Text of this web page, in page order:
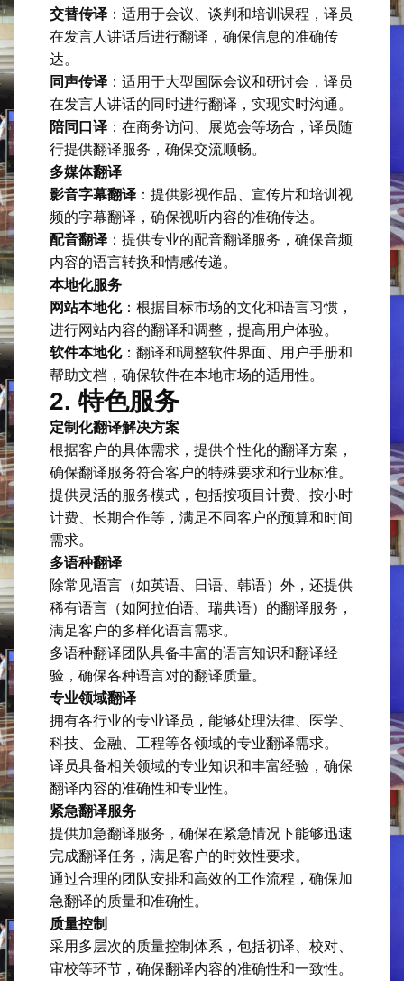
交替传译 ：适用于会议、谈判和培训课程，译员
在发言人讲话后进行翻译，确保信息的准确传
达。
同声传译 ：适用于大型国际会议和研讨会，译员
在发言人讲话的同时进行翻译，实现实时沟通。
陪同口译 ：在商务访问、展览会等场合，译员随
行提供翻译服务，确保交流顺畅。
多媒体翻译
影音字幕翻译 ：提供影视作品、宣传片和培训视
频的字幕翻译，确保视听内容的准确传达。
配音翻译 ：提供专业的配音翻译服务，确保音频
内容的语言转换和情感传递。
本地化服务
网站本地化：根据目标市场的文化和语言习惯，
进行网站内容的翻译和调整，提高用户体验。
软件本地化：翻译和调整软件界面、用户手册和
帮助文档，确保软件在本地市场的适用性。
2. 特色服务
定制化翻译解决方案
根据客户的具体需求，提供个性化的翻译方案，
确保翻译服务符合客户的特殊要求和行业标准。
提供灵活的服务模式，包括按项目计费、按小时
计费、长期合作等，满足不同客户的预算和时间
需求。
多语种翻译
除常见语言（如英语、日语、韩语）外，还提供
稀有语言（如阿拉伯语、瑞典语）的翻译服务，
满足客户的多样化语言需求。
多语种翻译团队具备丰富的语言知识和翻译经
验，确保各种语言对的翻译质量。
专业领域翻译
拥有各行业的专业译员，能够处理法律、医学、
科技、金融、工程等各领域的专业翻译需求。
译员具备相关领域的专业知识和丰富经验，确保
翻译内容的准确性和专业性。
紧急翻译服务
提供加急翻译服务，确保在紧急情况下能够迅速
完成翻译任务，满足客户的时效性要求。
通过合理的团队安排和高效的工作流程，确保加
急翻译的质量和准确性。
质量控制
采用多层次的质量控制体系，包括初译、校对、
审校等环节，确保翻译内容的准确性和一致性。